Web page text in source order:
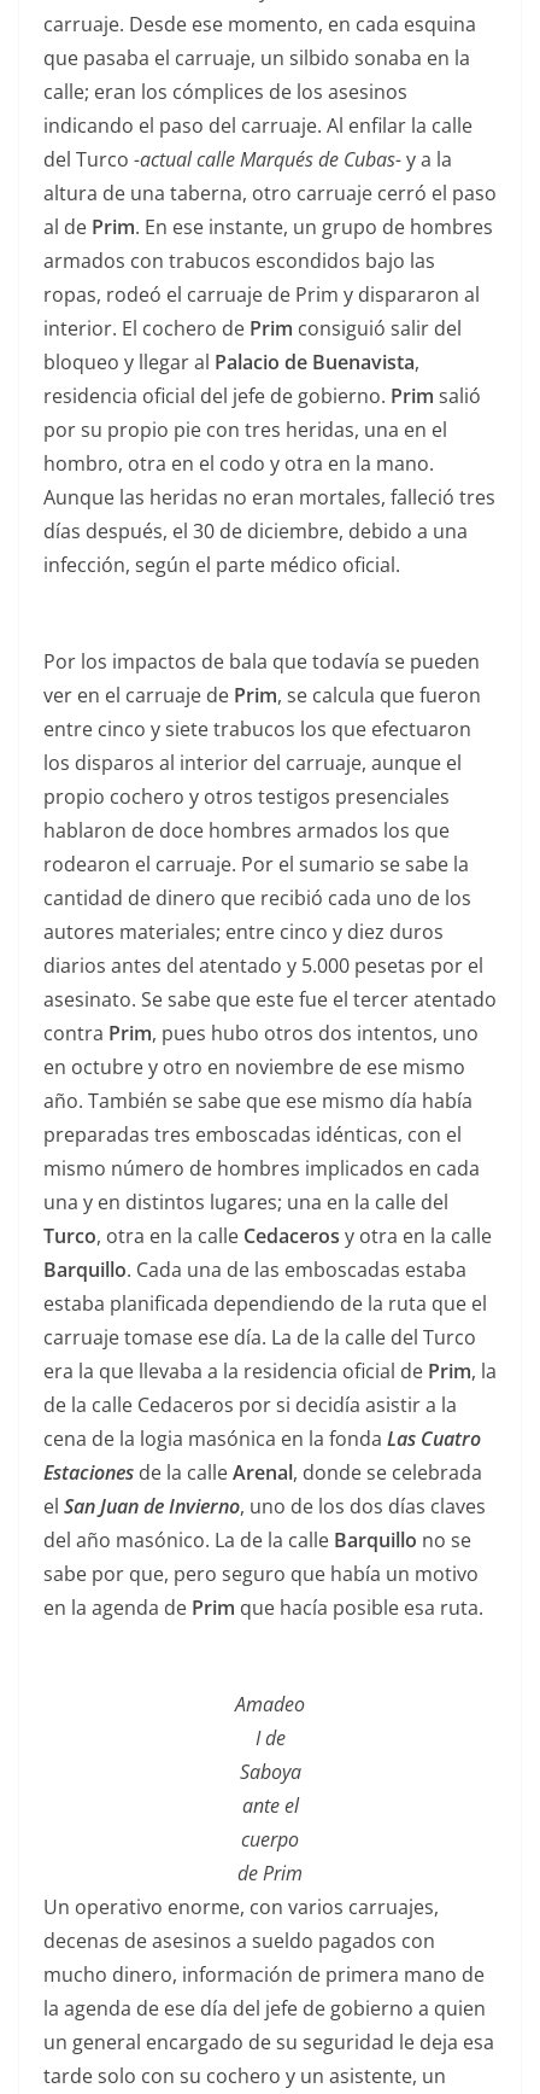
carruaje. Desde ese momento, en cada esquina
que pasaba el carruaje, un silbido sonaba en la
calle; eran los cómplices de los asesinos
indicando el paso del carruaje. Al enfilar la calle
del Turco -actual calle Marqués de Cubas-y a la
altura de una taberna, otro carruaje cerró el paso
al de Prim. En ese instante, un grupo de hombres
armados con trabucos escondidos bajo las
ropas, rodeó el carruaje de Prim y dispararon al
interior. El cochero de Prim consiguió salir del
bloqueo y llegar al Palacio de Buenavista,
residencia oficial del jefe de gobierno. Prim salió
por su propio pie con tres heridas, una en el
hombro, otra en el codo y otra en la mano.
Aunque las heridas no eran mortales, falleció tres
días después, el 30 de diciembre, debido a una
infección, según el parte médico oficial.
Por los impactos de bala que todavía se pueden
ver en el carruaje de Prim, se calcula que fueron
entre cinco y siete trabucos los que efectuaron
los disparos al interior del carruaje, aunque el
propio cochero y otros testigos presenciales
hablaron de doce hombres armados los que
rodearon el carruaje. Por el sumario se sabe la
cantidad de dinero que recibió cada uno de los
autores materiales; entre cinco y diez duros
diarios antes del atentado y 5.000 pesetas por el
asesinato. Se sabe que este fue el tercer atentado
contra Prim, pues hubo otros dos intentos, uno
en octubre y otro en noviembre de ese mismo
año. También se sabe que ese mismo día había
preparadas tres emboscadas idénticas, con el
mismo número de hombres implicados en cada
una y en distintos lugares; una en la calle del
Turco, otra en la calle Cedaceros y otra en la calle
Barquillo. Cada una de las emboscadas estaba
estaba planificada dependiendo de la ruta que el
carruaje tomase ese día. La de la calle del Turco
era la que llevaba a la residencia oficial de Prim, la
de la calle Cedaceros por si decidía asistir a la
cena de la logia masónica en la fonda Las Cuatro
Estaciones de la calleArenal, donde se celebrada
el San Juan de Invierno, uno de los dos días claves
del año masónico. La de la calle Barquillo no se
sabe por que, pero seguro que había un motivo
en la agenda de Prim que hacía posible esa ruta.
Amadeo
I de
Saboya
ante el
cuerpo
de Prim
Un operativo enorme, con varios carruajes,
decenas de asesinos a sueldo pagados con
mucho dinero, información de primera mano de
la agenda de ese día del jefe de gobierno a quien
un general encargado de su seguridad le deja esa
tarde solo con su cochero y un asistente, un